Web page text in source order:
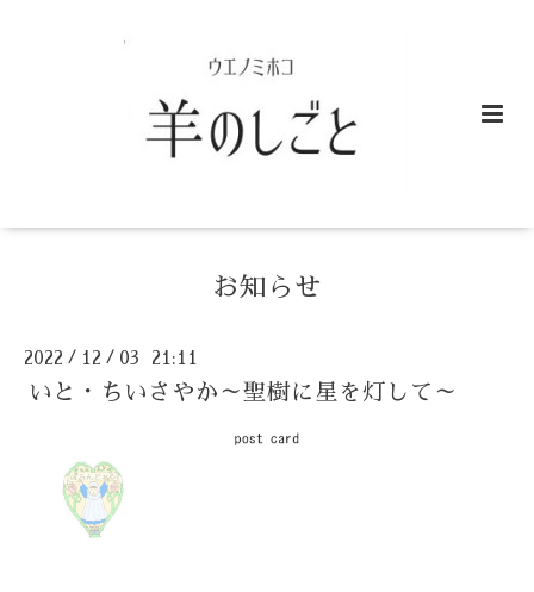
お知らせ
2022 / 12 / 03 21:11
いと・ちいさやか～聖樹に星を灯して～